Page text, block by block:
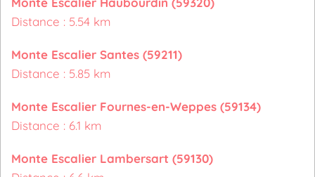
Distance : 5.54 km
Monte Escalier Santes (59211)
Distance : 5.85 km
Monte Escalier Fournes-en-Weppes (59134)
Distance : 6.1 km
Monte Escalier Lambersart (59130)